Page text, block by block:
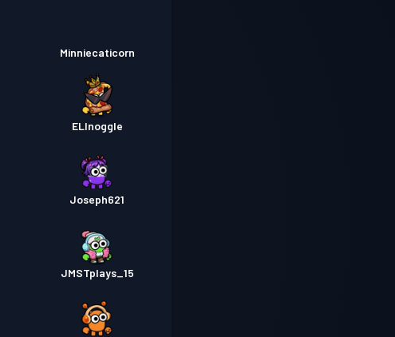
Minniecaticorn
ELInoggle
Joseph621
JMSTplays_15